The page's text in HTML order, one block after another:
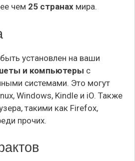
чем 25 странах мира.
установлен на ваши
и компьютеры с
системами. Это могут
Windows, Kindle и iO. Также
такими как Firefox,
прочих.